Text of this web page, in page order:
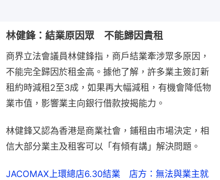
林健鋒：結業原因眾 不能歸因貴租
商界立法會議員林健鋒指，商戶結業牽涉眾多原因，
不能完全歸因於租金高。據他了解，許多業主簽訂新
租約時減租2至3成，如果再大幅減租，有機會降低物
業市值，影響業主向銀行借款按揭能力。
林健鋒又認為香港是商業社會，鋪租由市場決定，相
信大部分業主及租客可以「有傾有講」解決問題。
JACOMAX上環總店6.30結業 店方：無法與業主就